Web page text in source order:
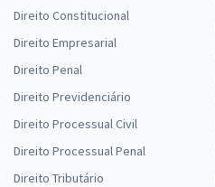
Direito Constitucional
Direito Empresarial
Direito Penal
Direito Previdenciário
Direito Processual Civil
Direito Processual Penal
Direito Tributário